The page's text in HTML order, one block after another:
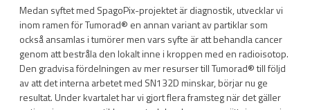
Medan syftet med SpagoPix-projektet är diagnostik, utvecklar vi
inom ramen för Tumorad® en annan variant av partiklar som
också ansamlas i tumörer men vars syfte är att behandla cancer
genom att bestråla den lokalt inne i kroppen med en radioisotop.
Den gradvisa fördelningen av mer resurser till Tumorad®till följd
av att det interna arbetet med SN132D minskar, börjar nu ge
resultat. Under kvartalet har vi gjort flera framsteg när det gäller